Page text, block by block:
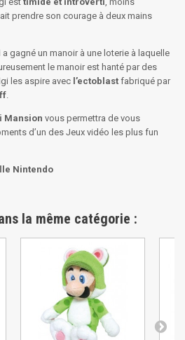
prendre son courage à deux mains
a gagné un manoir à une loterie à laquelle
le manoir est hanté par des
les aspire avec l’ectoblast fabriqué par
.
Mansion vous permettra de vous
d’un des Jeux vidéo les plus fun
Nintendo
la même catégorie :